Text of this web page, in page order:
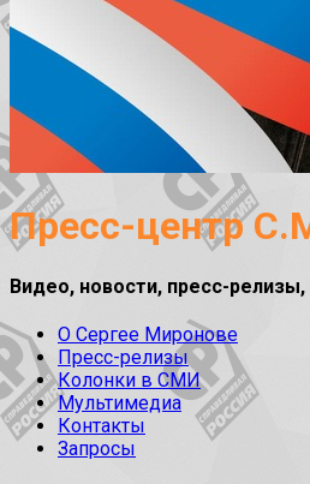
Пресс-центр
Видео, новости, пресс-
О Сергее Миронове
Пресс-релизы
Колонки в СМИ
Мультимедиа
Контакты
Запросы